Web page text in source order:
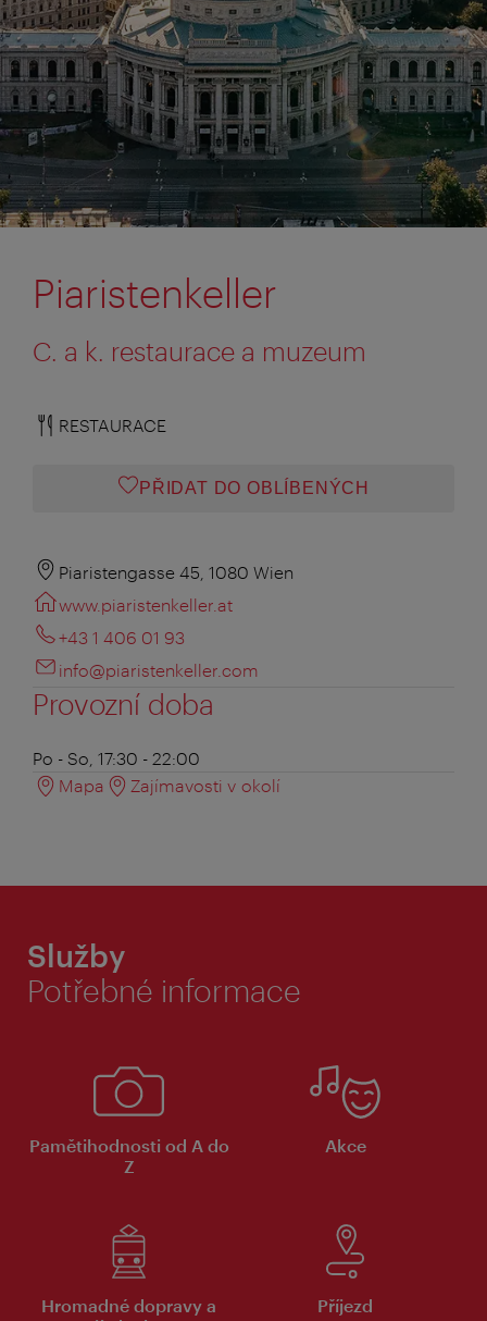
Piaristenkeller
C. a k. restaurace a muzeum
RESTAURACE
PŘIDAT DO OBLÍBENÝCH
Piaristengasse 45, 1080 Wien
www.piaristenkeller.at
+43 1 406 01 93
info@piaristenkeller.com
Provozní doba
Po - So, 17:30 - 22:00
Mapa
Zajímavosti v okolí
Služby
Potřebné informace
Pamětihodnosti od A do
Z
Akce
Hromadné dopravy a
Příjezd